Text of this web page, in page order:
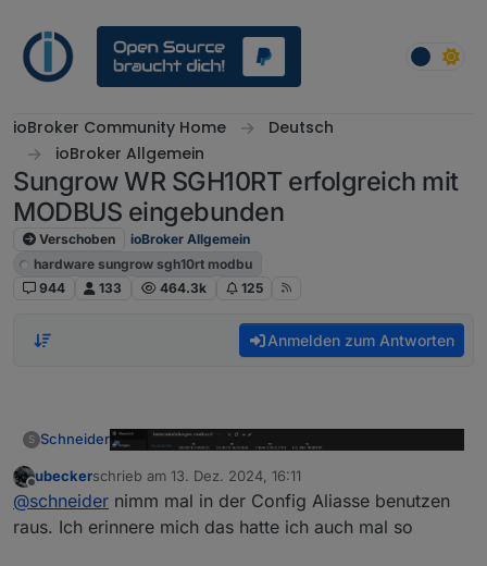
ioBroker Community Home
Deutsch
ioBroker Allgemein
Sungrow WR SGH10RT erfolgreich mit
MODBUS eingebunden
Verschoben
ioBroker Allgemein
hardware sungrow sgh10rt modbu
944
133 464.3k 125
Anmelden zum Antworten
S Schneider
Offline
ubeckerschrieb am 13. Dez. 2024, 16:11
zuletzt editiert von
@schneider nimm mal in der Config Aliasse benutzen
raus. Ich erinnere mich das hatte ich auch mal so